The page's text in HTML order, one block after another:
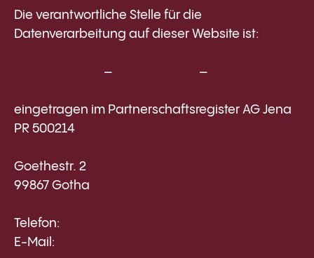
Die verantwortliche Stelle für die
Datenverarbeitung auf dieser Website ist:
– –
eingetragen im Partnerschaftsregister AG Jena
PR 500214
Goethestr. 2
99867 Gotha
Telefon:
E-Mail: